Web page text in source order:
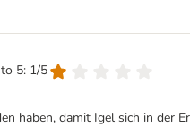
5: 1/5
haben, damit Igel sich in der